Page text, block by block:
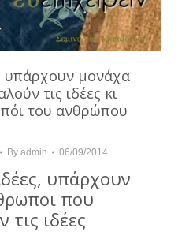
υπάρχουν μονάχα
τις ιδέες κι
του ανθρώπου
By admin 06/09/2014
υπάρχουν
που
τις ιδέες